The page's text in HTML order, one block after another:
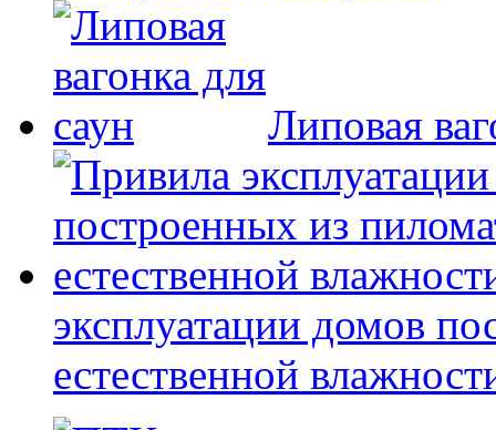
Липовая
эксплуатации домов
естественной